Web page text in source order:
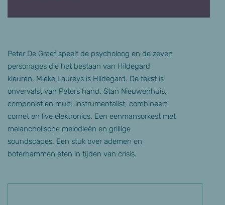
Peter De Graef speelt de psycholoog en de zeven
personages die het bestaan van Hildegard
kleuren. Mieke Laureys is Hildegard. De tekst is
onvervalst van Peters hand. Stan Nieuwenhuis,
componist en multi-instrumentalist, combineert
cornet en live elektronics. Een eenmansorkest met
melancholische melodieën en grillige
soundscapes. Een stuk over ademen en
boterhammen eten in tijden van crisis.